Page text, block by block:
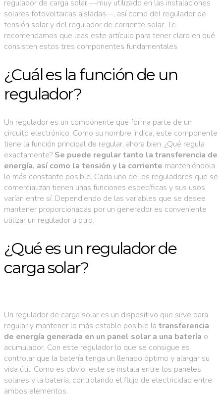
regulador de carga solar —muy utilizado en las instalaciones
solares fotovoltaicas aisladas—, así como del regulador de
tensión solar y del regulador de corriente solar. Te
recomendamos que leas este artículo para tener claro en qué
consisten estos tres componentes fundamentales.
¿Cuál es la función de un
regulador?
Un regulador es un componente que forma parte de un
circuito electrónico. Como su nombre indica, este componente
tiene la función principal de regular, ahora bien. ¿Qué regula
exactamente? Se puede regular tanto la transferencia de
energía, así como la tensión y la corriente manteniéndola
lo más constante posible. Cada uno de los reguladores que se
comercializan tienen unas funciones específicas y sus usos
varían entre sí. Dependiendo de las variables que se desee
mantener proporcionadas por un generador es conveniente
utilizar un regulador u otro.
¿Qué es un regulador de
carga solar?
Un regulador de carga solar es un dispositivo que sirve para
regular y mantener lo más estable posible la transferencia
de energía generada en un panel solar a una batería o
acumulador. Con este regulador lo que se consigue es
controlar que la batería tenga un llenado óptimo y alargar su
vida útil. Como es obvio, este se instala entre los paneles
solares y la batería, controlando el flujo de electricidad entre
ambos elementos.